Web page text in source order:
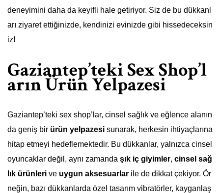
deneyimini daha da keyifli hale getiriyor. Siz de bu dükkanl
arı ziyaret ettiğinizde, kendinizi evinizde gibi hissedeceksin
iz!
Gaziantep’teki Sex Shop’l
arın Ürün Yelpazesi
Gaziantep’teki sex shop’lar, cinsel sağlık ve eğlence alanın
da geniş bir ürün yelpazesi sunarak, herkesin ihtiyaçlarına
hitap etmeyi hedeflemektedir. Bu dükkanlar, yalnızca cinsel
oyuncaklar değil, aynı zamanda şık iç giyimler, cinsel sağ
lık ürünleri ve uygun aksesuarlar ile de dikkat çekiyor. Ör
neğin, bazı dükkanlarda özel tasarım vibratörler, kayganlaş